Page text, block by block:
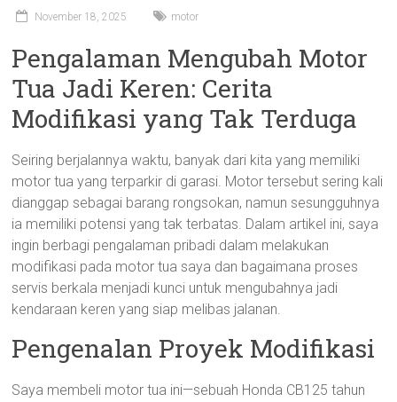
November 18, 2025 motor
Pengalaman Mengubah Motor
Tua Jadi Keren: Cerita
Modifikasi yang Tak Terduga
Seiring berjalannya waktu, banyak dari kita yang memiliki
motor tua yang terparkir di garasi. Motor tersebut sering kali
dianggap sebagai barang rongsokan, namun sesungguhnya
ia memiliki potensi yang tak terbatas. Dalam artikel ini, saya
ingin berbagi pengalaman pribadi dalam melakukan
modifikasi pada motor tua saya dan bagaimana proses
servis berkala menjadi kunci untuk mengubahnya jadi
kendaraan keren yang siap melibas jalanan.
Pengenalan Proyek Modifikasi
Saya membeli motor tua ini—sebuah Honda CB125 tahun